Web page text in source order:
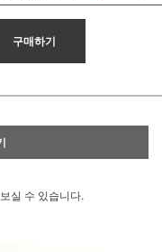
구매하기
실 수 있습니다.